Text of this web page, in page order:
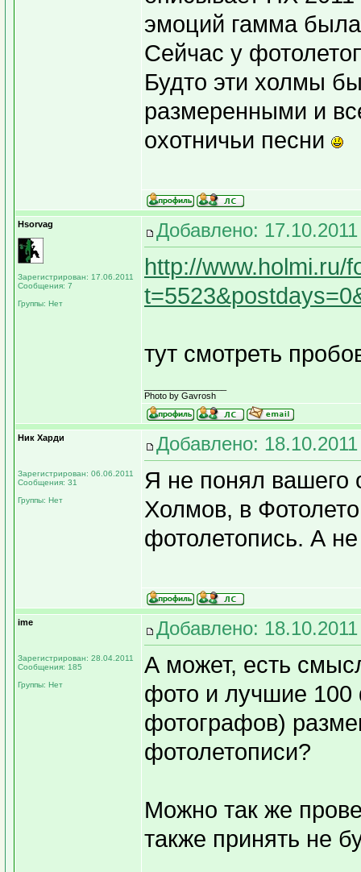
эмоций гамма
Сейчас у
Будто эти холмы
размеренными и
охотничьи песни
Hsorvag
Зарегистрирован: 17.06.2011
Сообщения: 7
Группы: Нет
Добавлено:
http://www.holmi.ru/
тут смотреть
Photo by Gavrosh
Ник Харди
Зарегистрирован: 06.06.2011
Сообщения: 31
Группы: Нет
Добавлено:
Я не понял вашего
Холмов, в
фотолетопись. А
ime
Зарегистрирован: 28.04.2011
Сообщения: 185
Группы: Нет
Добавлено:
А может, есть
фото и лучшие 100
фотографов)
фотолетописи?
Можно так же
также принять не